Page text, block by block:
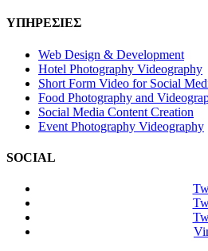
ΥΠΗΡΕΣΙΕΣ
Web Design & Development
Hotel Photography Videography
Short Form Video for Social
Food Photography and
Social Media Content Creation
Event Photography Videography
SOCIAL